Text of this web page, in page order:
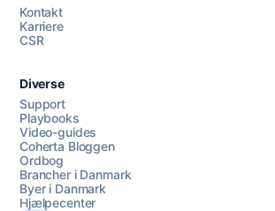
AI Campaign Assist
Kontakt
Karriere
CSR
Diverse
Support
Playbooks
Video-guides
Coherta Bloggen
Ordbog
Brancher i Danmark
Byer i Danmark
Hjælpecenter